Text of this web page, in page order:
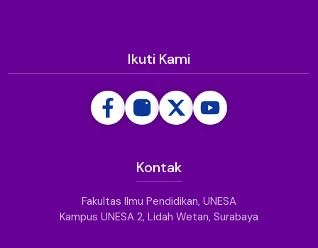
Ikuti Kami
Kontak
Fakultas Ilmu Pendidikan, UNESA
Kampus UNESA 2, Lidah Wetan, Surabaya